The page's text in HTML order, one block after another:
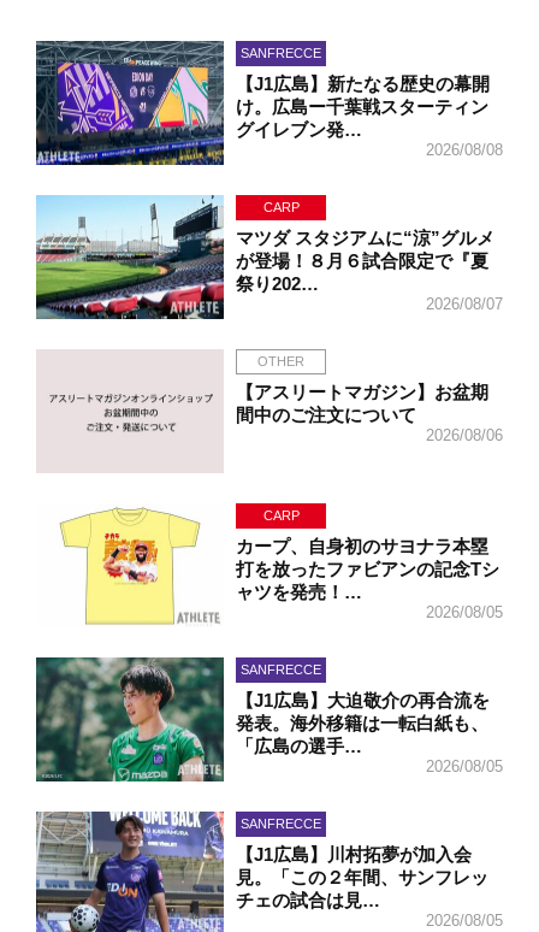
SANFRECCE
【J1広島】新たなる歴史の幕開
け。広島ー千葉戦スターティン
グイレブン発…
2026/08/08
CARP
マツダ スタジアムに“涼”グルメ
が登場！８月６試合限定で『夏
祭り202…
2026/08/07
OTHER
【アスリートマガジン】お盆期
間中のご注文について
2026/08/06
CARP
カープ、自身初のサヨナラ本塁
打を放ったファビアンの記念Tシ
ャツを発売！…
2026/08/05
SANFRECCE
【J1広島】大迫敬介の再合流を
発表。海外移籍は一転白紙も、
「広島の選手…
2026/08/05
SANFRECCE
【J1広島】川村拓夢が加入会
見。「この２年間、サンフレッ
チェの試合は見…
2026/08/05